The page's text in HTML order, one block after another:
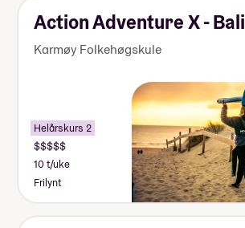
Action Adventure X - Bali
Karmøy Folkehøgskule
Helårskurs 2
10 t/uke
Frilynt